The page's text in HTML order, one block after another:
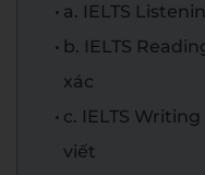
a. IELTS
b. IELTS
xác
c. IELTS
viết